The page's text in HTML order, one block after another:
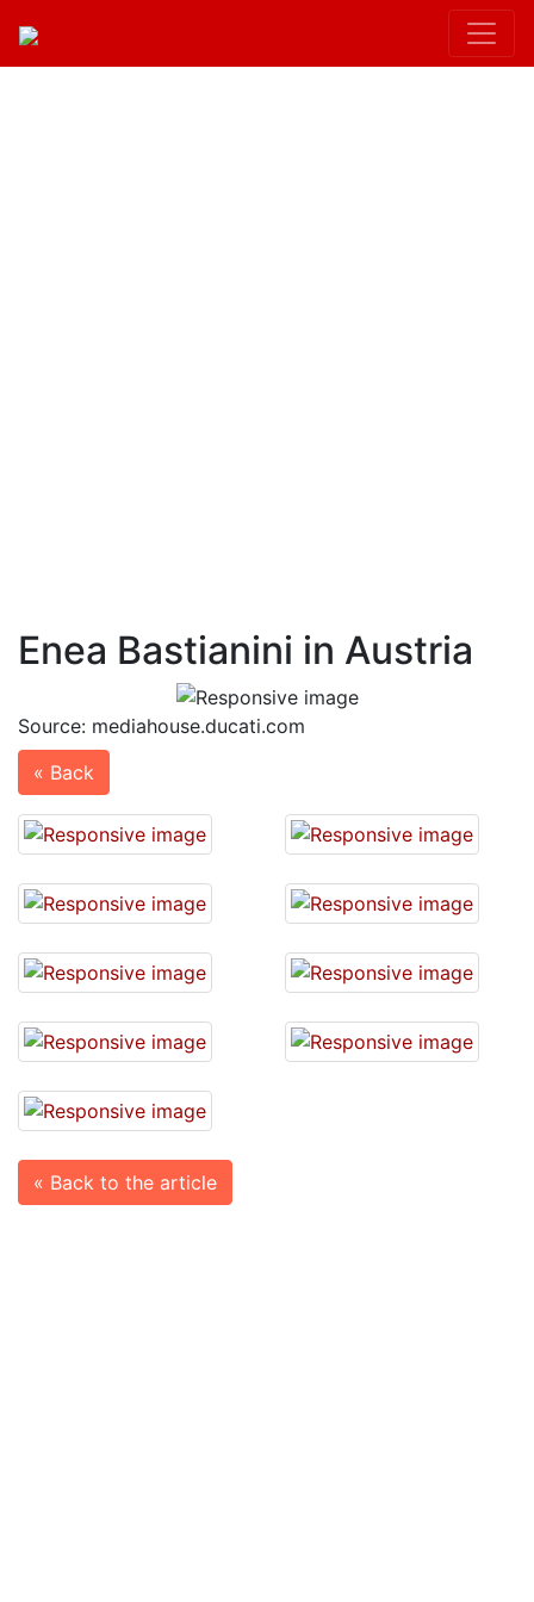
Enea Bastianini in Austria
Source: mediahouse.ducati.com
« Back
« Back to the article